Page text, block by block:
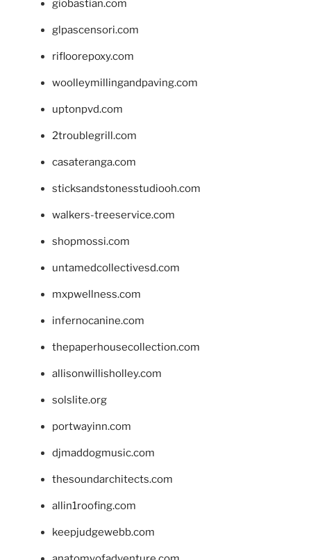
giobastian.com
glpascensori.com
rifloorepoxy.com
woolleymillingandpaving.com
uptonpvd.com
2troublegrill.com
casateranga.com
sticksandstonesstudiooh.com
walkers-treeservice.com
shopmossi.com
untamedcollectivesd.com
mxpwellness.com
infernocanine.com
thepaperhousecollection.com
allisonwillisholley.com
solslite.org
portwayinn.com
djmaddogmusic.com
thesoundarchitects.com
allin1roofing.com
keepjudgewebb.com